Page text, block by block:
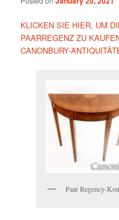
KLICKEN SIE HIER, UM
PAARREGENZ ZU
CANONBURY-
Paar Regency-